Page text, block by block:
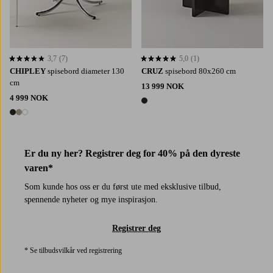
CHIPLEY spisebord diameter 130
cm
4 999 NOK
3 farger
3,7 basert på 7 karaktergivninger
3,7 (7)
Er du ny her? Registrer deg for 40% på den dyreste
varen*
Som kunde hos oss er du først ute med eksklusive tilbud,
spennende nyheter og mye inspirasjon.
Registrer deg
* Se tilbudsvilkår ved registrering
CRUZ spisebord 80x260 cm
13 999 NOK
1 farge
5,0 basert på 1 karaktergivninger
5,0 (1)